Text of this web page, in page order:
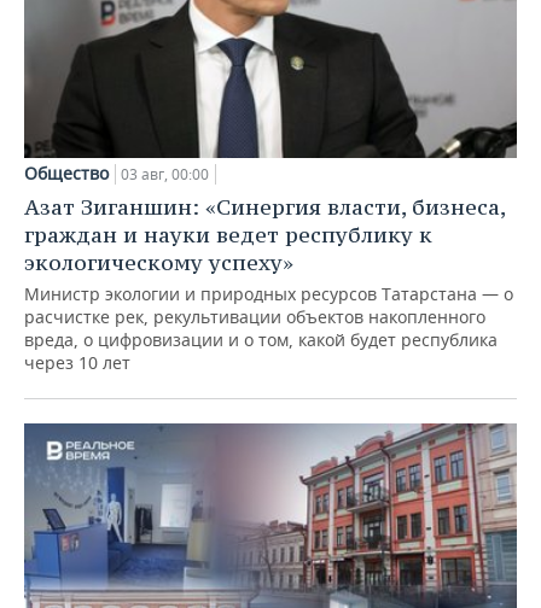
Общество 03 авг, 00:00
Азат Зиганшин: «Синергия власти, бизнеса,
граждан и науки ведет республику к
экологическому успеху»
Министр экологии и природных ресурсов Татарстана — о
расчистке рек, рекультивации объектов накопленного
вреда, о цифровизации и о том, какой будет республика
через 10 лет